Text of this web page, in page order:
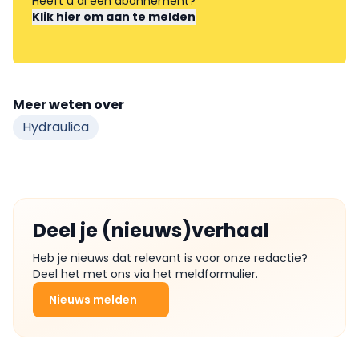
Klik hier om aan te melden
Meer weten over
Hydraulica
Deel je (nieuws)verhaal
Heb je nieuws dat relevant is voor onze redactie?
Deel het met ons via het meldformulier.
Nieuws melden